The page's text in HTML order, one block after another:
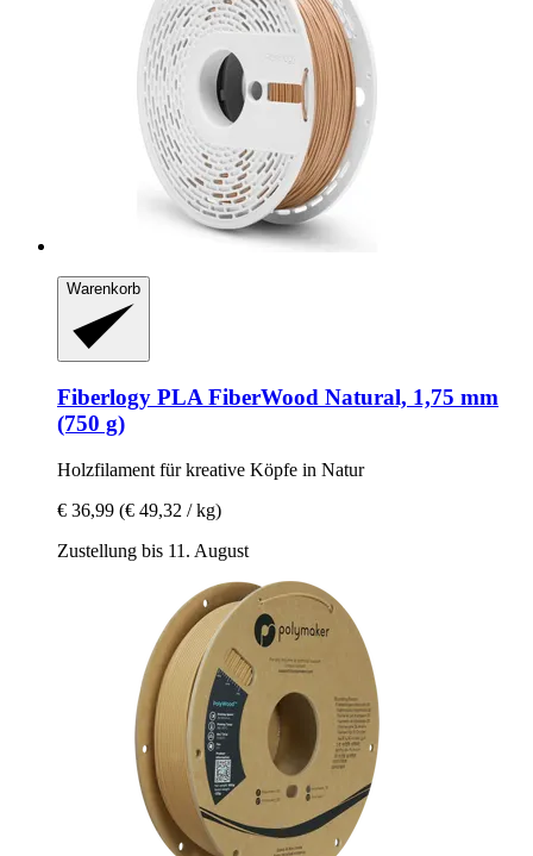
Warenkorb
Fiberlogy PLA FiberWood Natural, 1,75 mm
(750 g)
Holzfilament für kreative Köpfe in Natur
€ 36,99 (€ 49,32 / kg)
Zustellung bis 11. August